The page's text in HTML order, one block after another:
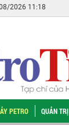
2026 11:18
PETRO QUẢN